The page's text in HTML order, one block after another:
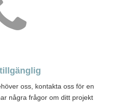
oss, kontakta oss för en
några frågor om ditt projekt